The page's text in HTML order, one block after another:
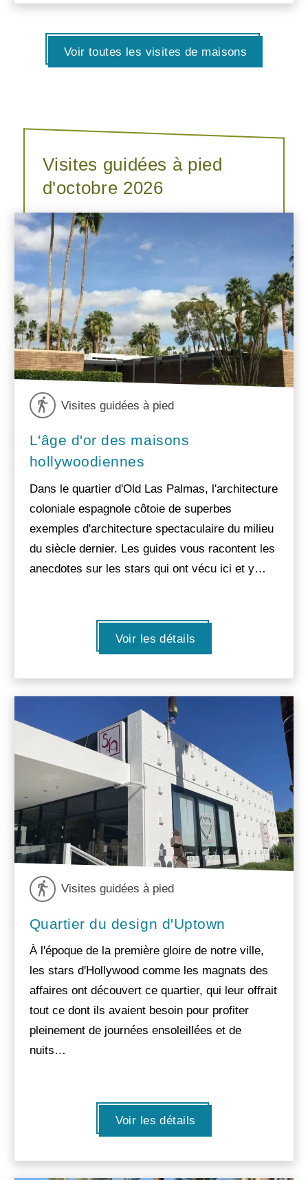
Voir toutes les visites de maisons
Visites guidées à pied
d'octobre 2026
Visites guidées à pied
L'âge d'or des maisons
hollywoodiennes
Dans le quartier d'Old Las Palmas, l'architecture
coloniale espagnole côtoie de superbes
exemples d'architecture spectaculaire du milieu
du siècle dernier. Les guides vous racontent les
anecdotes sur les stars qui ont vécu ici et y…
Voir les détails
Visites guidées à pied
Quartier du design d'Uptown
À l'époque de la première gloire de notre ville,
les stars d'Hollywood comme les magnats des
affaires ont découvert ce quartier, qui leur offrait
tout ce dont ils avaient besoin pour profiter
pleinement de journées ensoleillées et de
nuits…
Voir les détails